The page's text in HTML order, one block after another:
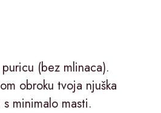
(bez mlinaca).
obroku tvoja njuška
minimalo masti.